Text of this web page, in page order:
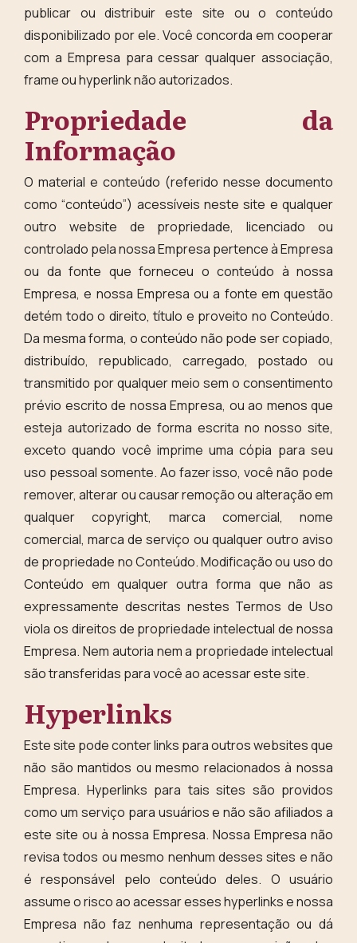
publicar ou distribuir este site ou o conteúdo
disponibilizado por ele. Você concorda em cooperar
com a Empresa para cessar qualquer associação,
frame ou hyperlink não autorizados.
Propriedade da
Informação
O material e conteúdo (referido nesse documento
como “conteúdo”) acessíveis neste site e qualquer
outro website de propriedade, licenciado ou
controlado pela nossa Empresa pertence à Empresa
ou da fonte que forneceu o conteúdo à nossa
Empresa, e nossa Empresa ou a fonte em questão
detém todo o direito, título e proveito no Conteúdo.
Da mesma forma, o conteúdo não pode ser copiado,
distribuído, republicado, carregado, postado ou
transmitido por qualquer meio sem o consentimento
prévio escrito de nossa Empresa, ou ao menos que
esteja autorizado de forma escrita no nosso site,
exceto quando você imprime uma cópia para seu
uso pessoal somente. Ao fazer isso, você não pode
remover, alterar ou causar remoção ou alteração em
qualquer copyright, marca comercial, nome
comercial, marca de serviço ou qualquer outro aviso
de propriedade no Conteúdo. Modificação ou uso do
Conteúdo em qualquer outra forma que não as
expressamente descritas nestes Termos de Uso
viola os direitos de propriedade intelectual de nossa
Empresa. Nem autoria nem a propriedade intelectual
são transferidas para você ao acessar este site.
Hyperlinks
Este site pode conter links para outros websites que
não são mantidos ou mesmo relacionados à nossa
Empresa. Hyperlinks para tais sites são providos
como um serviço para usuários e não são afiliados a
este site ou à nossa Empresa. Nossa Empresa não
revisa todos ou mesmo nenhum desses sites e não
é responsável pelo conteúdo deles. O usuário
assume o risco ao acessar esses hyperlinks e nossa
Empresa não faz nenhuma representação ou dá